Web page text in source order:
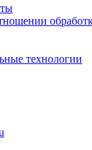
технологии